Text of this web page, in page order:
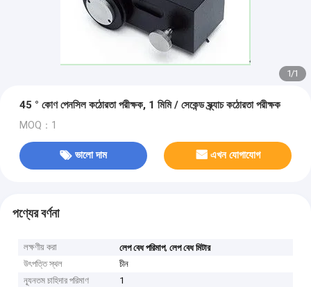
1/1
45 ° কোণ পেনসিল কঠোরতা পরীক্ষক, 1 মিমি / সেকেন্ড স্ক্র্যাচ কঠোরতা পরীক্ষক
MOQ：1
ভালো দাম এখন যোগাযোগ
পণ্যের বর্ণনা
লক্ষণীয় করা লেপ বেধ পরিমাপ,লেপ বেধ মিটার
উৎপত্তি স্থল
চীন
ন্যূনতম চাহিদার পরিমাণ
1